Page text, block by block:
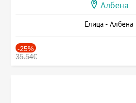
Албена
Елица - Албена
-25%
35.54€